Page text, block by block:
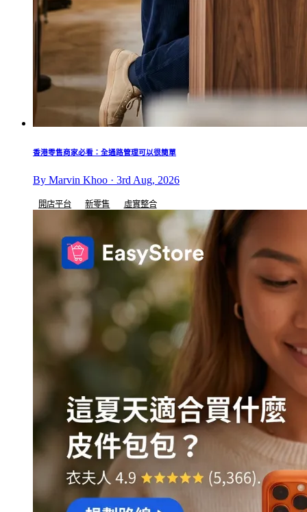
香港零售商家必看：全通路管理可以很簡單
By Marvin Khoo · 3rd Aug, 2026
開店平台 新零售 虛實整合